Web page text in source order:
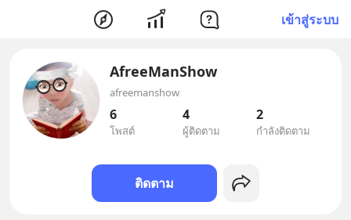
เข้าสู่ระบบ
AfreeManShow
afreemanshow
6
โพสต์
4
ผู้ติดตาม
2
กำลังติดตาม
ติดตาม